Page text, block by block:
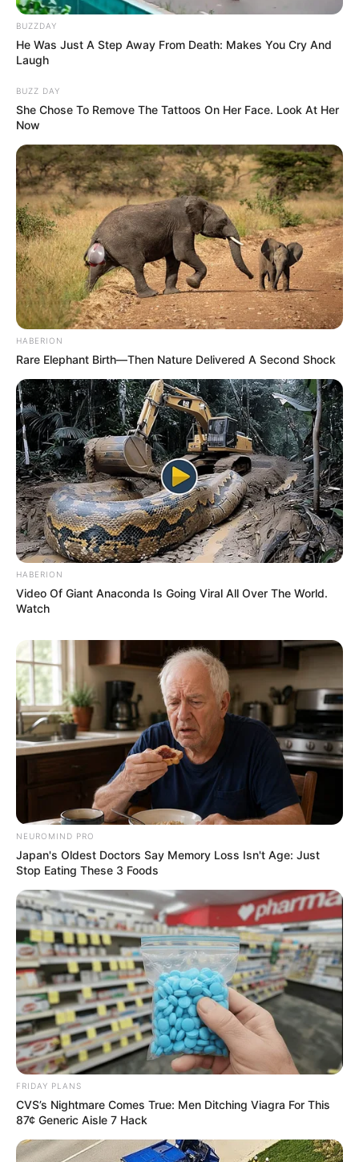
BUZZDAY
He Was Just A Step Away From Death: Makes You Cry And
Laugh
BUZZ DAY
She Chose To Remove The Tattoos On Her Face. Look At Her
Now
HABERION
Rare Elephant Birth—Then Nature Delivered A Second Shock
HABERION
Video Of Giant Anaconda Is Going Viral All Over The World.
Watch
NEUROMIND PRO
Japan's Oldest Doctors Say Memory Loss Isn't Age: Just
Stop Eating These 3 Foods
FRIDAY PLANS
CVS’s Nightmare Comes True: Men Ditching Viagra For This
87¢ Generic Aisle 7 Hack